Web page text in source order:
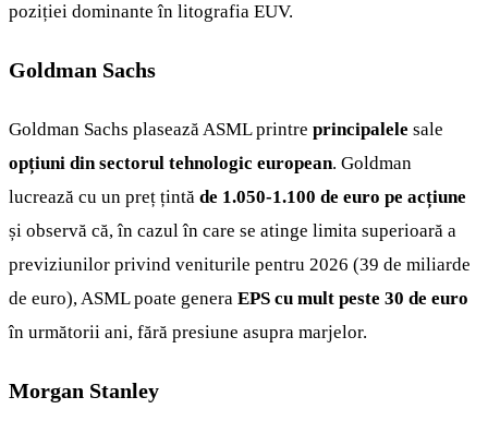
poziției dominante în litografia EUV.
Goldman Sachs
Goldman Sachs plasează ASML printre principalele sale
opțiuni din sectorul tehnologic european. Goldman
lucrează cu un preț țintă de 1.050-1.100 de euro pe acțiune
și observă că, în cazul în care se atinge limita superioară a
previziunilor privind veniturile pentru 2026 (39 de miliarde
de euro), ASML poate genera EPS cu mult peste 30 de euro
în următorii ani, fără presiune asupra marjelor.
Morgan Stanley